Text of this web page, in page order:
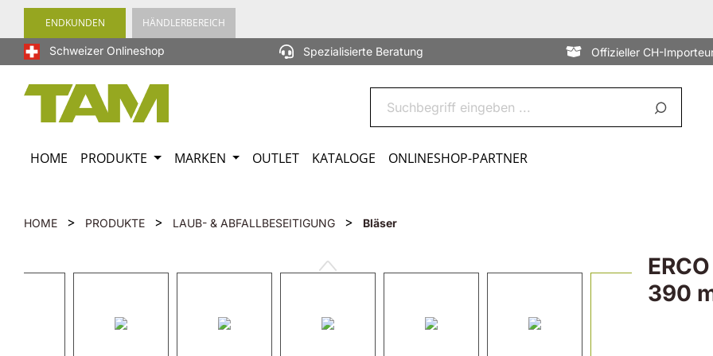
Zur Hauptnavigation springen
ENDKUNDEN HÄNDLERBEREICH
Schweizer Onlineshop Spezialisierte Beratung Offizieller CH-
HOME PRODUKTE MARKEN OUTLET KATALOGE ONLINESHOP-PARTNER
HOME > PRODUKTE > LAUB- & ABFALLBESEITIGUNG > Bläser
390